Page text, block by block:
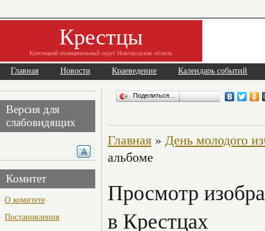
Крестцы
Крестецкий муниципальный округ Новгородская область
Главная Новости Краеведение Календарь событий
Версия для
слабовидящих
Комитет
О комитете
Постановления
Поделиться…
Главная » День молодого
альбоме
Просмотр
в Крестцах